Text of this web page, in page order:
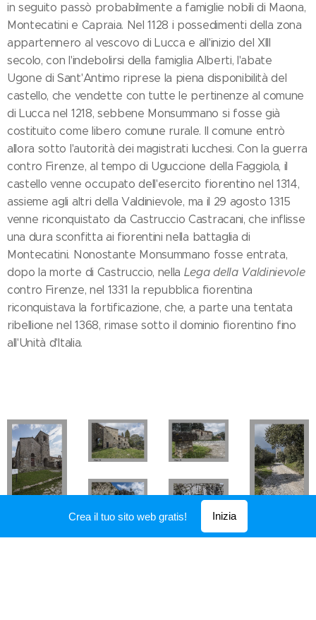
in seguito passò probabilmente a famiglie nobili di Maona,
Montecatini e Capraia. Nel 1128 i possedimenti della zona
appartennero al vescovo di Lucca e all'inizio del XIII
secolo, con l'indebolirsi della famiglia Alberti, l'abate
Ugone di Sant'Antimo riprese la piena disponibilità del
castello, che vendette con tutte le pertinenze al comune
di Lucca nel 1218, sebbene Monsummano si fosse già
costituito come libero comune rurale. Il comune entrò
allora sotto l'autorità dei magistrati lucchesi. Con la guerra
contro Firenze, al tempo di Uguccione della Faggiola, il
castello venne occupato dell'esercito fiorentino nel 1314,
assieme agli altri della Valdinievole, ma il 29 agosto 1315
venne riconquistato da Castruccio Castracani, che inflisse
una dura sconfitta ai fiorentini nella battaglia di
Montecatini. Nonostante Monsummano fosse entrata,
dopo la morte di Castruccio, nella Lega della Valdinievole
contro Firenze, nel 1331 la repubblica fiorentina
riconquistava la fortificazione, che, a parte una tentata
ribellione nel 1368, rimase sotto il dominio fiorentino fino
all'Unità d'Italia.
Crea il tuo sito web gratis! Inizia